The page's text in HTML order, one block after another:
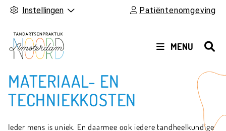
Instellingen Patiëntenomgeving
MENU
MATERIAAL- EN
TECHNIEKKOSTEN
Ieder mens is uniek. En daarmee ook iedere tandheelkundige